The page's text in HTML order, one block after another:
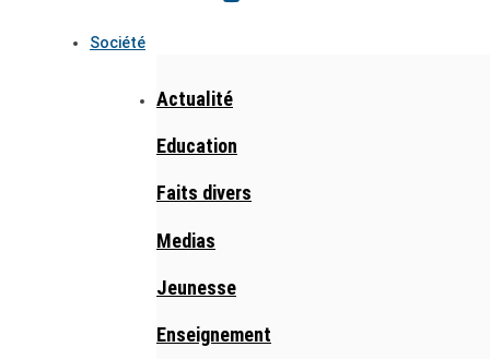
Société
Actualité
Education
Faits divers
Medias
Jeunesse
Enseignement